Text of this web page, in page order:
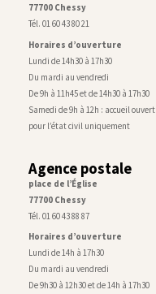
77700 Chessy
Tél. 01 60 43 80 21
Horaires d’ouverture
Lundi de 14h30 à 17h30
Du mardi au vendredi
De 9h à 11h45 et de 14h30 à 17h30
Samedi de 9h à 12h : accueil ouvert
pour l’état civil uniquement
Agence postale
place de l’Église
77700 Chessy
Tél. 01 60 43 88 87
Horaires d’ouverture
Lundi de 14h à 17h30
Du mardi au vendredi
De 9h30 à 12h30 et de 14h à 17h30